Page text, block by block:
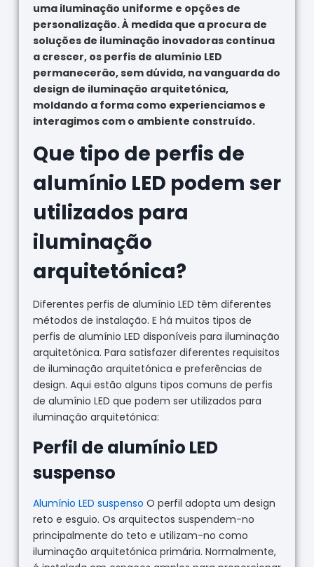
uma iluminação uniforme e opções de
personalização. À medida que a procura de
soluções de iluminação inovadoras continua
a crescer, os perfis de alumínio LED
permanecerão, sem dúvida, na vanguarda do
design de iluminação arquitetónica,
moldando a forma como experienciamos e
interagimos com o ambiente construído.
Que tipo de perfis de
alumínio LED podem ser
utilizados para
iluminação
arquitetónica?
Diferentes perfis de alumínio LED têm diferentes
métodos de instalação. E há muitos tipos de
perfis de alumínio LED disponíveis para iluminação
arquitetónica. Para satisfazer diferentes requisitos
de iluminação arquitetónica e preferências de
design. Aqui estão alguns tipos comuns de perfis
de alumínio LED que podem ser utilizados para
iluminação arquitetónica:
Perfil de alumínio LED
suspenso
Alumínio LED suspenso O perfil adopta um design
reto e esguio. Os arquitectos suspendem-no
principalmente do teto e utilizam-no como
iluminação arquitetónica primária. Normalmente,